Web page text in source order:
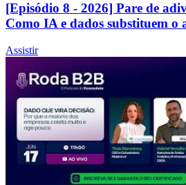
[Episódio 8 - 2026] Pare de
Como IA e dados substituem o
Assistir